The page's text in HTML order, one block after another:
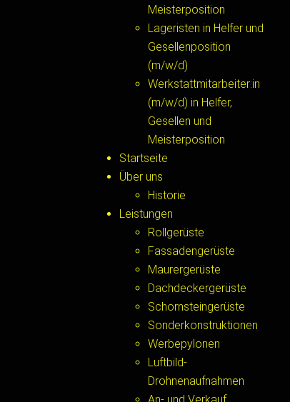
Meisterposition
Lageristen in Helfer und
Gesellenposition
(m/w/d)
Werkstattmitarbeiter:in
(m/w/d) in Helfer,
Gesellen und
Meisterposition
Startseite
Über uns
Historie
Leistungen
Rollgerüste
Fassadengerüste
Maurergerüste
Dachdeckergerüste
Schornsteingerüste
Sonderkonstruktionen
Werbepylonen
Luftbild-
Drohnenaufnahmen